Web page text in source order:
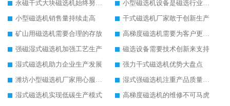
永磁干式大块磁选机始终努力发展
小型磁选机设备是磁选行业的标兵设备
小型磁选机销售量持续走高
干式磁选机厂家敢于创新生产
矿山用磁选机需要合理的存放
高梯度磁选机需要为客户更好服务
强磁湿式磁选机加强工艺生产
磁选设备需要技术创新来支持
湿式磁选机助力企业生产发展
强力干式磁选机优势大盘点
潍坊小型磁选机厂家用心服务客户
湿式强磁选机注重产品质量提升
湿式磁选机实现低碳生产模式
高梯度磁选机的维修不可马虎